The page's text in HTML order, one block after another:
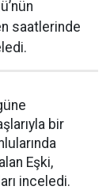
saatlerinde
bir
Eşki,
inceledi.